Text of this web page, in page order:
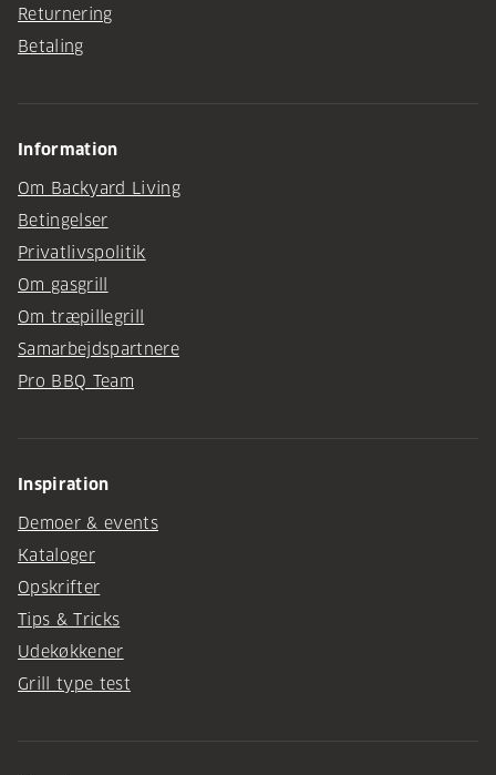
Returnering
Betaling
Information
Om Backyard Living
Betingelser
Privatlivspolitik
Om gasgrill
Om træpillegrill
Samarbejdspartnere
Pro BBQ Team
Inspiration
Demoer & events
Kataloger
Opskrifter
Tips & Tricks
Udekøkkener
Grill type test